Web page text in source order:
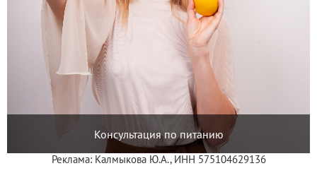
Консультация по питанию
Реклама: Калмыкова Ю.А., ИНН 575104629136